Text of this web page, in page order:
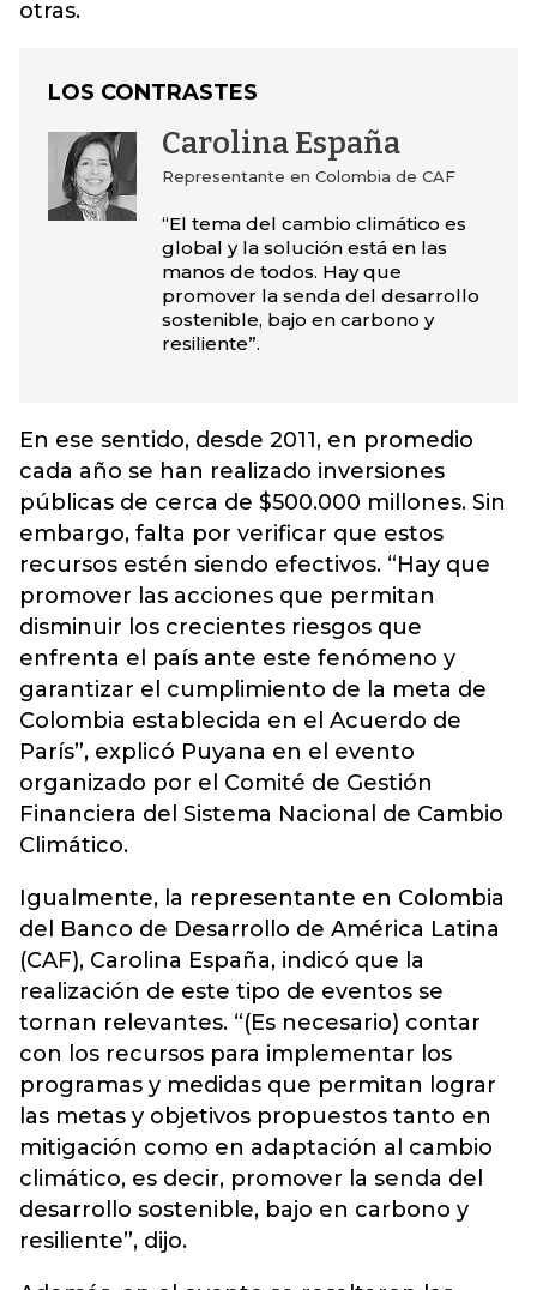
otras.
LOS CONTRASTES
Carolina España
Representante en Colombia de CAF
“El tema del cambio climático es
global y la solución está en las
manos de todos. Hay que
promover la senda del desarrollo
sostenible, bajo en carbono y
resiliente”.
En ese sentido, desde 2011, en promedio
cada año se han realizado inversiones
públicas de cerca de $500.000 millones. Sin
embargo, falta por verificar que estos
recursos estén siendo efectivos. “Hay que
promover las acciones que permitan
disminuir los crecientes riesgos que
enfrenta el país ante este fenómeno y
garantizar el cumplimiento de la meta de
Colombia establecida en el Acuerdo de
París”, explicó Puyana en el evento
organizado por el Comité de Gestión
Financiera del Sistema Nacional de Cambio
Climático.
Igualmente, la representante en Colombia
del Banco de Desarrollo de América Latina
(CAF), Carolina España, indicó que la
realización de este tipo de eventos se
tornan relevantes. “(Es necesario) contar
con los recursos para implementar los
programas y medidas que permitan lograr
las metas y objetivos propuestos tanto en
mitigación como en adaptación al cambio
climático, es decir, promover la senda del
desarrollo sostenible, bajo en carbono y
resiliente”, dijo.